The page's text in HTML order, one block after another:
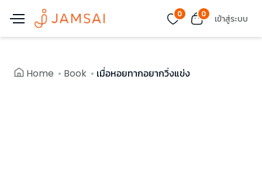
0 0 เข้าสู่ระบบ
Home Book เมื่อหอยทากอยากวิ่งแข่ง